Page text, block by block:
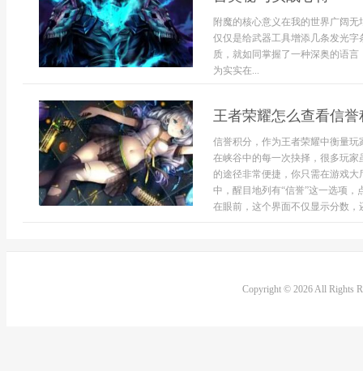
附魔的核心意义在我的世界广阔
仅仅是给武器工具增添几条发光
质，就如同掌握了一种深奥的语
为实实在...
王者荣耀怎么查看信
信誉积分，作为王者荣耀中衡量
在峡谷中的每一次抉择，很多玩
的途径非常便捷，你只需在游戏
中，醒目地列有“信誉”这一选项
在眼前，这个界面不仅显示分数，
Copyright © 2026 All Rights